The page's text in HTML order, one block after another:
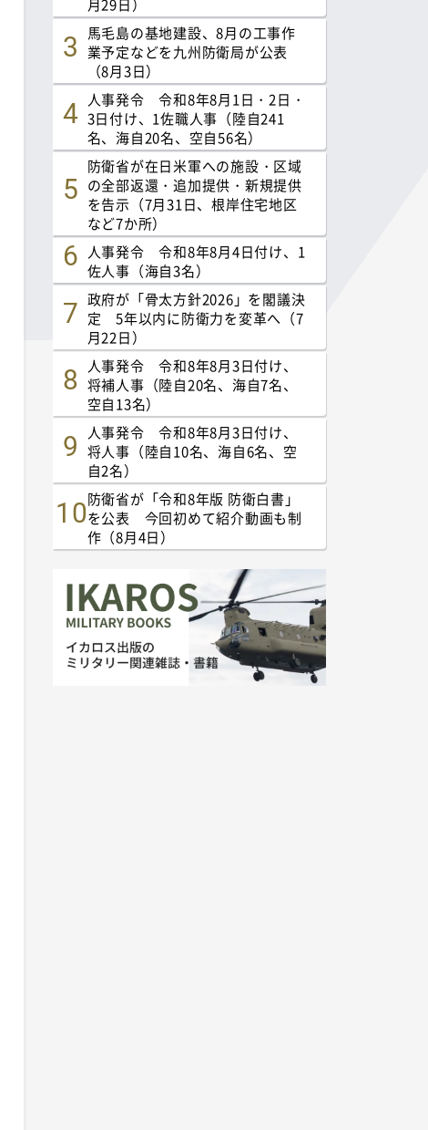
馬毛島の基地建設、8月の工事作
業予定などを九州防衛局が公表
（8月3日）
人事発令 令和8年8月1日・2日・
3日付け、1佐職人事（陸自241
名、海自20名、空自56名）
防衛省が在日米軍への施設・区域
の全部返還・追加提供・新規提供
を告示（7月31日、根岸住宅地区
など7か所）
人事発令 令和8年8月4日付け、1
佐人事（海自3名）
政府が「骨太方針2026」を閣議決
定 5年以内に防衛力を変革へ（7
月22日）
人事発令 令和8年8月3日付け、
将補人事（陸自20名、海自7名、
空自13名）
人事発令 令和8年8月3日付け、
将人事（陸自10名、海自6名、空
自2名）
防衛省が「令和8年版 防衛白書」
を公表 今回初めて紹介動画も制
作（8月4日）